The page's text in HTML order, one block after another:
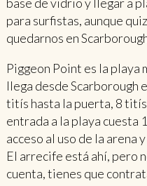
para surfistas, aunque
quedarnos en
Piggeon Point es la playa
llega desde Scarborough
titís hasta la puerta, 8
entrada a la playa cuesta
acceso al uso de la arena
El arrecife está ahí, pero
cuenta, tienes que